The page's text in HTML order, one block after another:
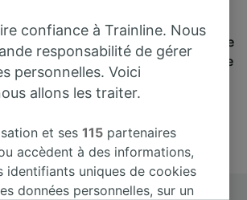
des voyages, en train et en bus.
destination, votre voyage commence
avec plus de 170 compagnies de
et achetez vos billets sur
confiance à Trainline. Nous
responsabilité de gérer
personnelles. Voici
allons les traiter.
et ses115 partenaires
accèdent à des informations,
identifiants uniques de cookies
données personnelles, sur un